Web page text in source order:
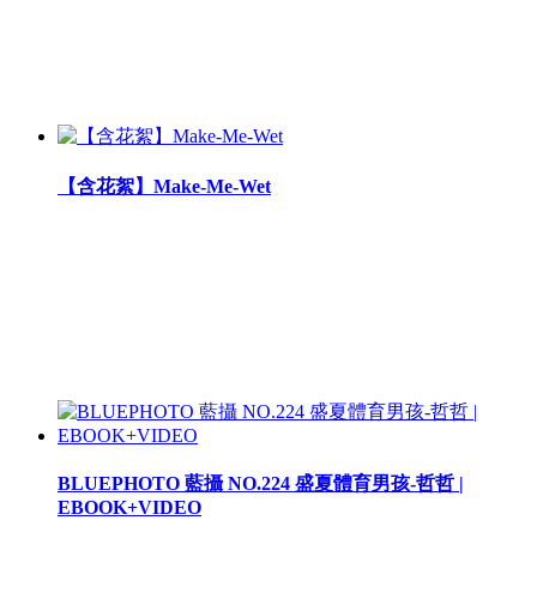
【含花絮】Make-Me-Wet
BLUEPHOTO 藍攝 NO.224 盛夏體育男孩-哲哲 |
EBOOK+VIDEO